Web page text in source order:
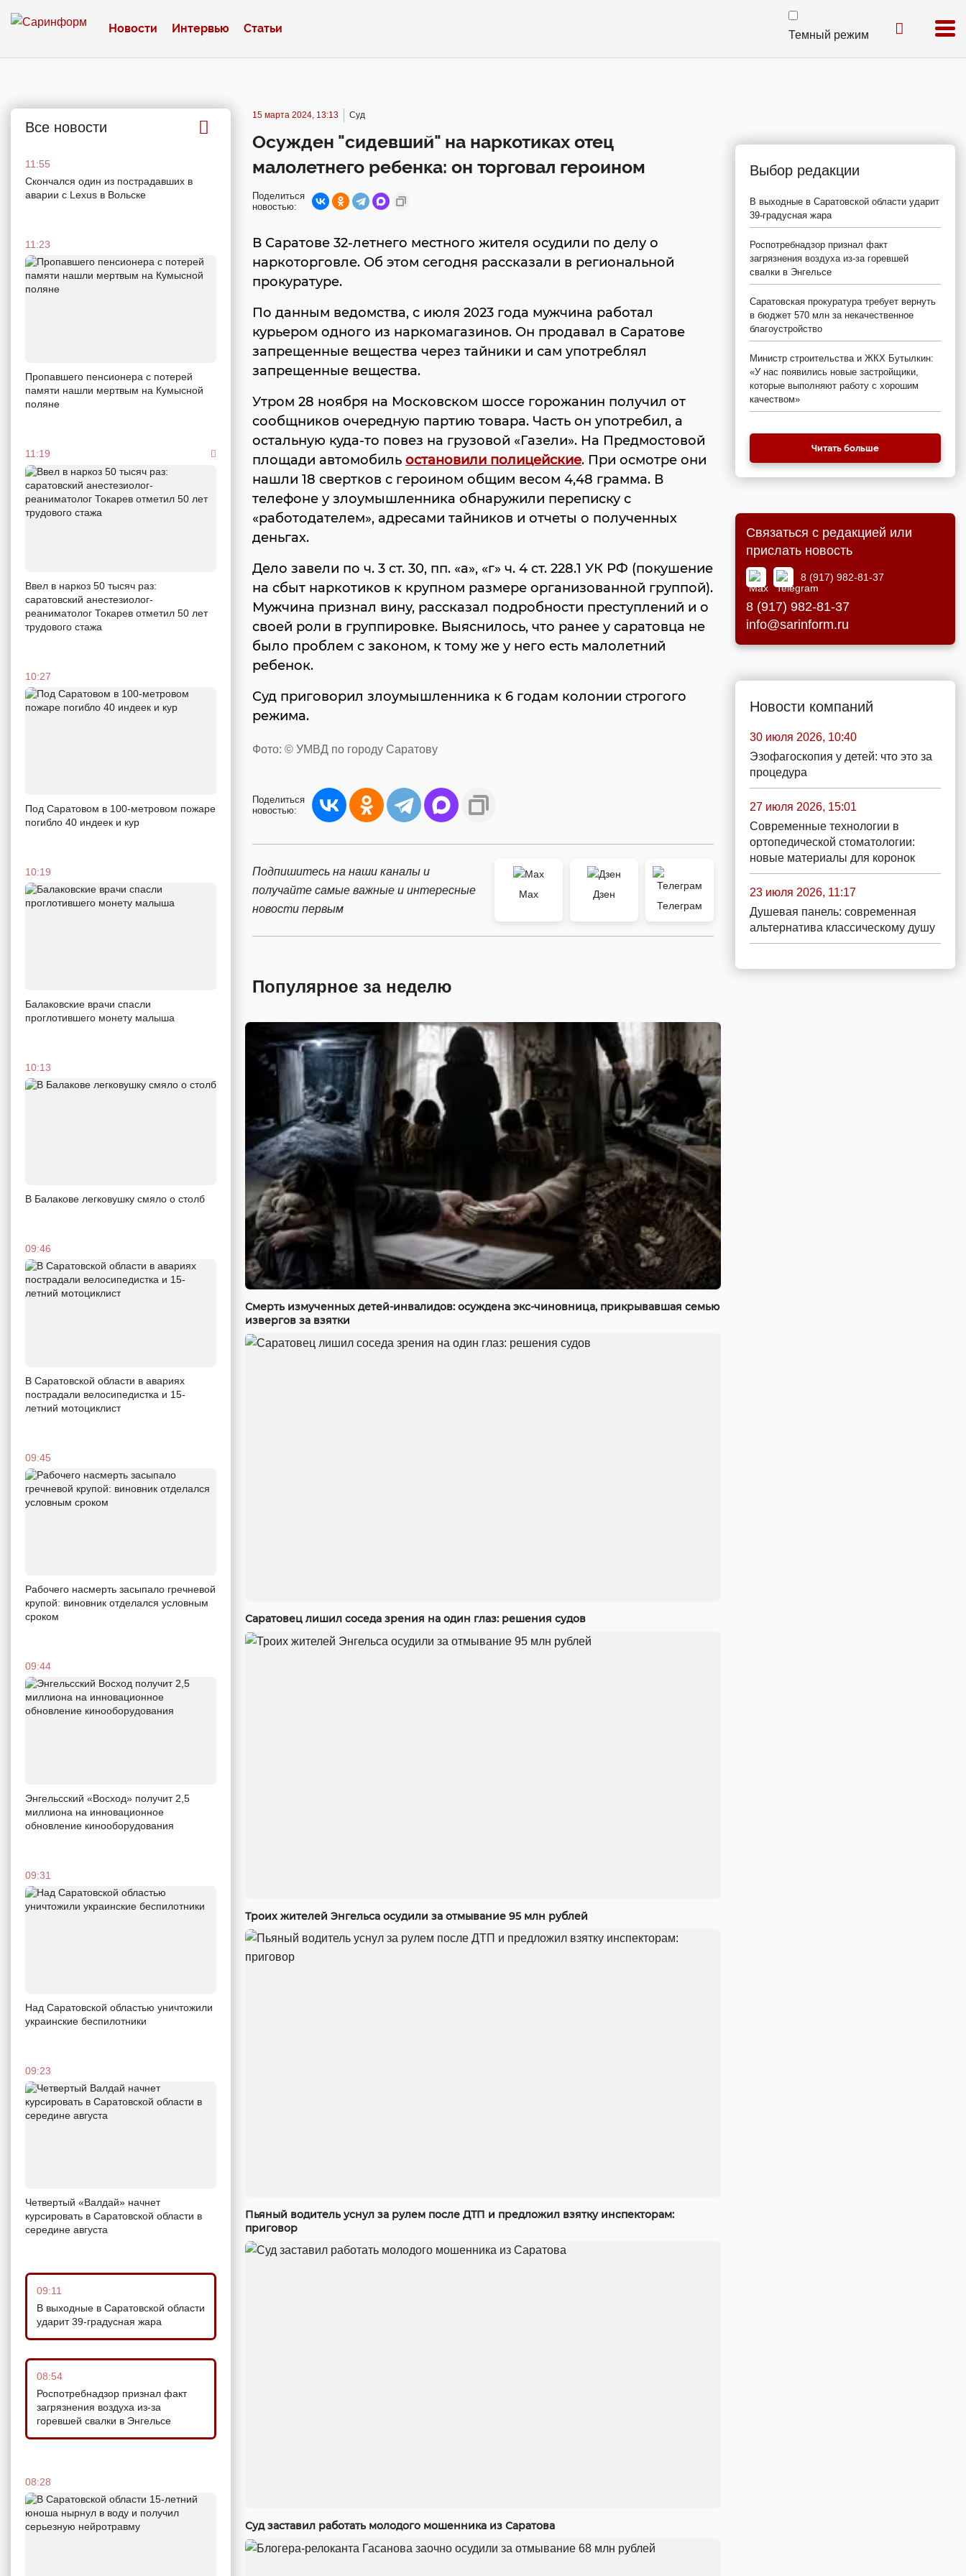
Новости Интервью Статьи Темный режим
Все новости
11:55
Скончался один из пострадавших в
аварии c Lexus в Вольске
11:23
Пропавшего пенсионера с потерей
памяти нашли мертвым на Кумысной
поляне
11:19
Ввел в наркоз 50 тысяч раз:
саратовский анестезиолог-
реаниматолог Токарев отметил 50 лет
трудового стажа
10:27
Под Саратовом в 100-метровом пожаре
погибло 40 индеек и кур
10:19
Балаковские врачи спасли
проглотившего монету малыша
10:13
В Балакове легковушку смяло о столб
09:46
В Саратовской области в авариях
пострадали велосипедистка и 15-
летний мотоциклист
09:45
Рабочего насмерть засыпало гречневой
крупой: виновник отделался условным
сроком
09:44
Энгельсский «Восход» получит 2,5
миллиона на инновационное
обновление кинооборудования
09:31
Над Саратовской областью уничтожили
украинские беспилотники
09:23
Четвертый «Валдай» начнет
курсировать в Саратовской области в
середине августа
09:11
В выходные в Саратовской области
ударит 39-градусная жара
08:54
Роспотребнадзор признал факт
загрязнения воздуха из-за
горевшей свалки в Энгельсе
08:28
15 марта 2024, 13:13 Суд
Осужден "сидевший" на наркотиках отец
малолетнего ребенка: он торговал героином
Поделиться
новостью:
В Саратове 32-летнего местного жителя осудили по делу о
наркоторговле. Об этом сегодня рассказали в региональной
прокуратуре.
По данным ведомства, с июля 2023 года мужчина работал
курьером одного из наркомагазинов. Он продавал в Саратове
запрещенные вещества через тайники и сам употреблял
запрещенные вещества.
Утром 28 ноября на Московском шоссе горожанин получил от
сообщников очередную партию товара. Часть он употребил, а
остальную куда-то повез на грузовой «Газели». На Предмостовой
площади автомобиль остановили полицейские. При осмотре они
нашли 18 свертков с героином общим весом 4,48 грамма. В
телефоне у злоумышленника обнаружили переписку с
«работодателем», адресами тайников и отчеты о полученных
деньгах.
Дело завели по ч. 3 ст. 30, пп. «а», «г» ч. 4 ст. 228.1 УК РФ (покушение
на сбыт наркотиков к крупном размере организованной группой).
Мужчина признал вину, рассказал подробности преступлений и о
своей роли в группировке. Выяснилось, что ранее у саратовца не
было проблем с законом, к тому же у него есть малолетний
ребенок.
Суд приговорил злоумышленника к 6 годам колонии строгого
режима.
Фото: © УМВД по городу Саратову
Поделиться
новостью:
Подпишитесь на наши каналы и
получайте самые важные и интересные
новости первым
Max
Дзен
Телеграм
Популярное за неделю
Смерть измученных детей-инвалидов: осуждена экс-чиновница, прикрывавшая семью
извергов за взятки
Саратовец лишил соседа зрения на один глаз: решения судов
Троих жителей Энгельса осудили за отмывание 95 млн рублей
Пьяный водитель уснул за рулем после ДТП и предложил взятку инспекторам:
приговор
Суд заставил работать молодого мошенника из Саратова
Выбор редакции
В выходные в Саратовской области ударит
39-градусная жара
Роспотребнадзор признал факт
загрязнения воздуха из-за горевшей
свалки в Энгельсе
Саратовская прокуратура требует вернуть
в бюджет 570 млн за некачественное
благоустройство
Министр строительства и ЖКХ Бутылкин:
«У нас появились новые застройщики,
которые выполняют работу с хорошим
качеством»
Читать больше
Связаться с редакцией или
прислать новость
8 (917) 982-81-37
8 (917) 982-81-37
info@sarinform.ru
Новости компаний
30 июля 2026, 10:40
Эзофагоскопия у детей: что это за
процедура
27 июля 2026, 15:01
Современные технологии в
ортопедической стоматологии:
новые материалы для коронок
23 июля 2026, 11:17
Душевая панель: современная
альтернатива классическому душу